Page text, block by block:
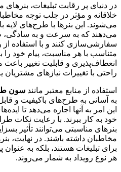
در دنیای پر رقابت تبلیغات، بنرهای
خلاقانه و مؤثر در جلب توجه
می‌شوند. این بنرها با طرح‌های لایه
می‌دهند که به سرعت و به سادگی،
سفارشی‌سازی کنند و با استفاده از
متناسب با هر مناسبت، پیام خود را
انعطاف‌پذیری و قابلیت تغییر
راحتی با تغییرات نیازهای مشتریان
استفاده از منابع معتبر مانند سون
به آسانی به طرح‌های باکیفیت و
این امر به آنها اجازه می‌دهد تا
خود به کار ببرند. با رعایت نکات
بنرهای مناسبتی می‌توانند تأثیر
مخاطبان داشته باشند. در نهایت،
برای تبلیغات هستند، بلکه به
هر نوع رویداد به شمار می‌روند.